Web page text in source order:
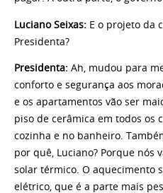
Luciano Seixas: E o projeto da
Presidenta?
Presidenta: Ah, mudou para
conforto e segurança aos
e os apartamentos vão ser
piso de cerâmica em todos os
cozinha e no banheiro.
por quê, Luciano? Porque nós
solar térmico. O aquecimento
elétrico, que é a parte mais